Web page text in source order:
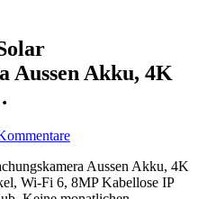
Aussen Akku, 4K
Aussen Akku, 4K
Wi-Fi 6, 8MP Kabellose IP